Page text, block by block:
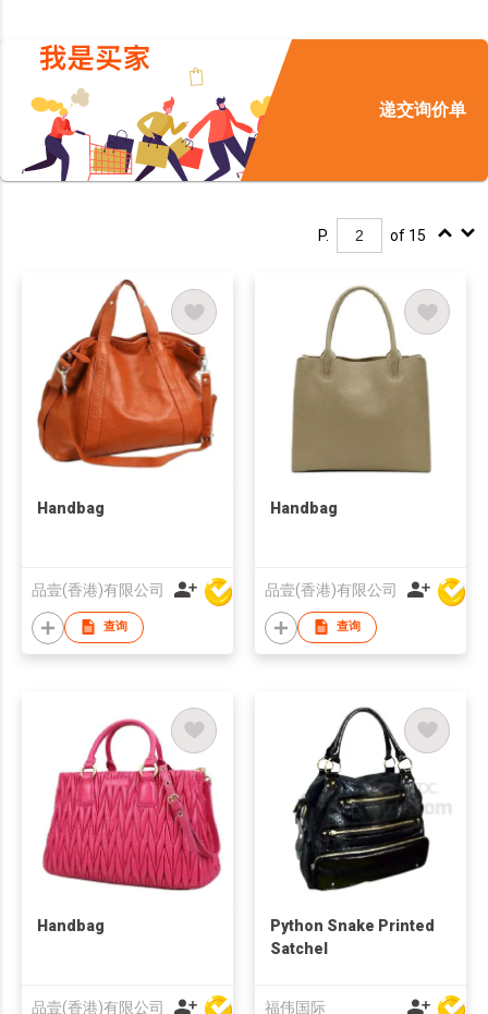
递交询价单
P. of 15
Handbag
品壹(香港)有限公司
查询
Handbag
品壹(香港)有限公司
查询
Handbag
品壹(香港)有限公司
Python Snake Printed
Satchel
福伟国际